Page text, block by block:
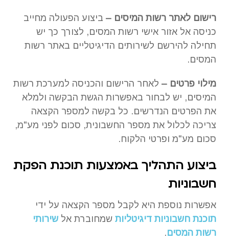
רישום לאתר רשות המיסים – ביצוע הפעולה מחייב
כניסה אל אזור אישי רשות המסים, לצורך כך יש
תחילה להירשם לשירותים הדיגיטליים באתר רשות
המסים.
מילוי פרטים – לאחר הרישום והכניסה למערכת רשות
המיסים, יש לבחור באפשרות הגשת הבקשה ולמלא
את הפרטים הנדרשים. כל בקשה למספר הקצאה
צריכה לכלול את מספר החשבונית, סכום לפני מע"מ,
סכום מע"מ ופרטי הלקוח.
ביצוע התהליך באמצעות תוכנת הפקת
חשבוניות
אפשרות נוספת היא לקבל מספר הקצאה על ידי
תוכנת חשבוניות דיגיטליות שמחוברת אל שירותי
רשות המסים.